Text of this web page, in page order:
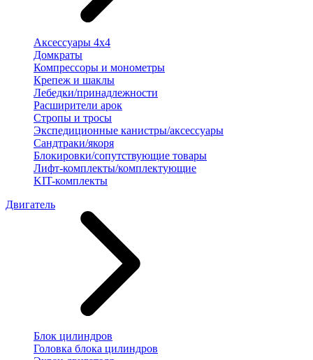
Аксессуары 4х4
Домкраты
Компрессоры и монометры
Крепеж и шаклы
Лебедки/принадлежности
Расширители арок
Стропы и тросы
Экспедиционные канистры/аксессуары
Сандтраки/якоря
Блокировки/сопутствующие товары
Лифт-комплекты/комплектующие
KIT-комплекты
Двигатель
Блок цилиндров
Головка блока цилиндров